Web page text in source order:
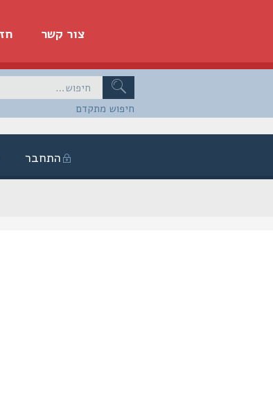
צור קשר
חיפוש מתקדם
התחבר